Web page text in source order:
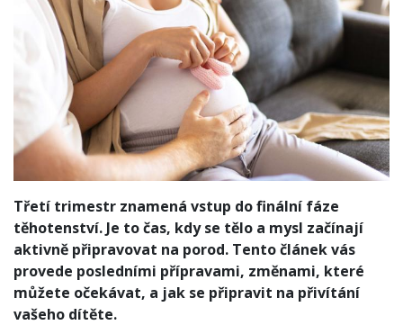
Třetí trimestr znamená vstup do finální fáze
těhotenství. Je to čas, kdy se tělo a mysl začínají
aktivně připravovat na porod. Tento článek vás
provede posledními přípravami, změnami, které
můžete očekávat, a jak se připravit na přivítání
vašeho dítěte.